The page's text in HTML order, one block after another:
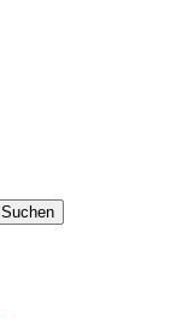
Suchen
Suchen